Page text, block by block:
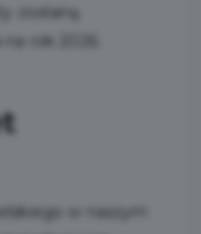
zostaną
rok 2026.
w naszym